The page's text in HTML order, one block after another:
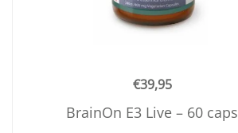
€39,95
BrainOn E3 Live – 60 caps